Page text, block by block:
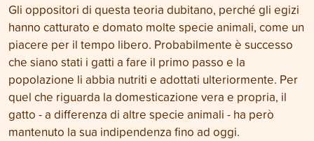
Gli oppositori di questa teoria dubitano, perché gli egizi
hanno catturato e domato molte specie animali, come un
piacere per il tempo libero. Probabilmente è successo
che siano stati i gatti a fare il primo passo e la
popolazione li abbia nutriti e adottati ulteriormente. Per
quel che riguarda la domesticazione vera e propria, il
gatto - a differenza di altre specie animali - ha però
mantenuto la sua indipendenza fino ad oggi.